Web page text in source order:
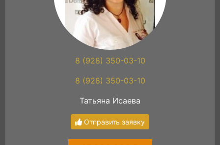
8 (928) 350-03-10
8 (928) 350-03-10
Татьяна Исаева
Отправить заявку